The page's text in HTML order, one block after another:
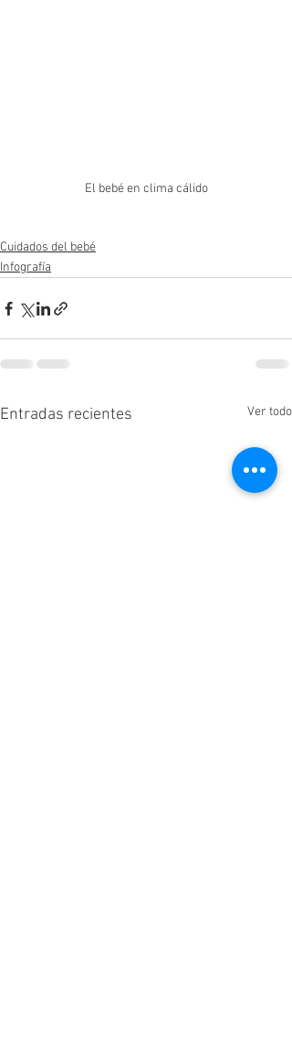
El bebé en clima cálido
Cuidados del bebé
Infografía
Entradas recientes Ver todo